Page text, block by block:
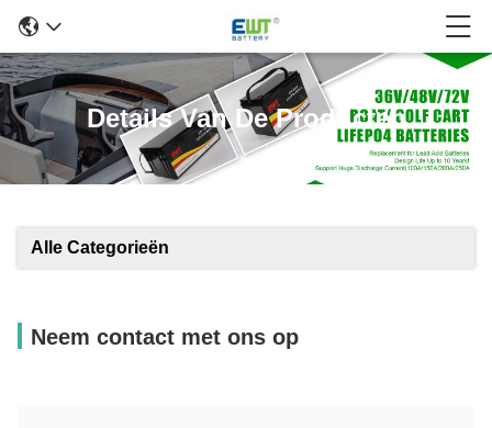
Details Van De Producten
Alle Categorieën
Neem contact met ons op